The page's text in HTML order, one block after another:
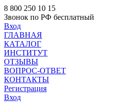
8 800 250 10 15
Звонок по РФ бесплатный
Вход
ГЛАВНАЯ
КАТАЛОГ
ИНСТИТУТ
ОТЗЫВЫ
ВОПРОС-ОТВЕТ
КОНТАКТЫ
Регистрация
Вход